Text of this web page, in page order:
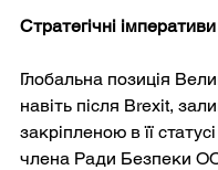
Стратегічні імперативи
Глобальна позиція
навіть після Brexit,
закріпленою в її
члена Ради Безпеки